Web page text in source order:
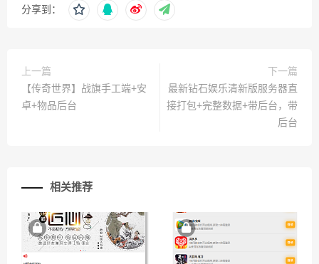
分享到：
上一篇
【传奇世界】战旗手工端+安
卓+物品后台
下一篇
最新钻石娱乐清新版服务器直
接打包+完整数据+带后台，带
后台
相关推荐